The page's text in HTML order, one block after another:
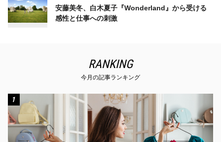
安藤美冬、白木夏子『Wonderland』から受ける
感性と仕事への刺激
RANKING
今月の記事ランキング
1